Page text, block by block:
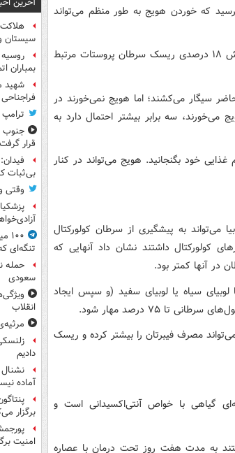
که خوردن هویج به طور منظم می‌تواند
مطالعهٔ دیگری دریافت مصرف بیشتر هویج با کاهش ۱۸ درصدی ریسک سرطان پروستات مرتبط
سیگار می‌کشند؛ اما هویج نمی‌خورند در
می‌خورند، سه برابر بیشتر احتمال دارد به
خود بگنجانید. هویج می‌تواند در کنار
می‌تواند به پیشگیری از سرطان کولورکتال
کولورکتال داشتند نشان داد آنهایی که
در آنها کمتر بود.
سیاه یا لوبیای سفید (و سپس ایجاد
۷۵ درصد مهار شود.
مصرف فیبرتان را بیشتر کرده و ریسک
گیاهی با خواص آنتی‌اکسیدانی است و
داشتند به مدت هفت روز تحت درمان با عصاره
سیستان
بمباران
شهید
ترامپ
جنوب
قرار گرفت
بی‌ثبات
وقتی
تنگه‌ای
حمله
سعودی
انقلاب
دادیم
آماده
برگزار
امنیت